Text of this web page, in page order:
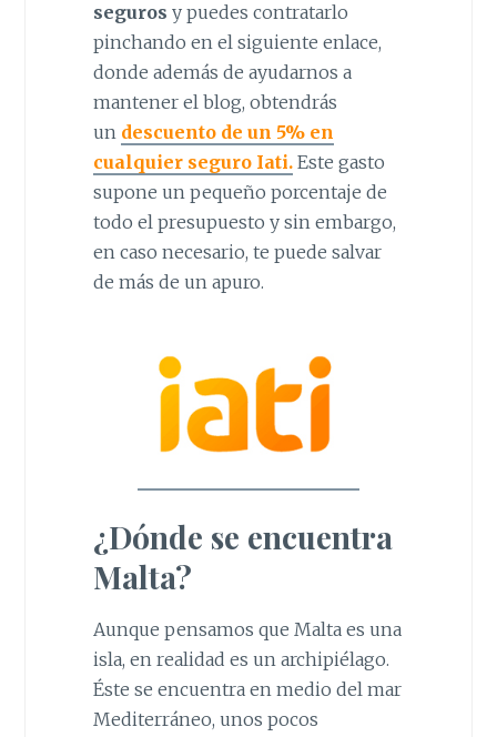
seguros y puedes contratarlo
pinchando en el siguiente enlace,
donde además de ayudarnos a
mantener el blog, obtendrás
un descuento de un 5% en
cualquier seguro Iati.Este gasto
supone un pequeño porcentaje de
todo el presupuesto y sin embargo,
en caso necesario, te puede salvar
de más de un apuro.
¿Dónde se encuentra
Malta?
Aunque pensamos que Malta es una
isla, en realidad es un archipiélago.
Éste se encuentra en medio del mar
Mediterráneo, unos pocos